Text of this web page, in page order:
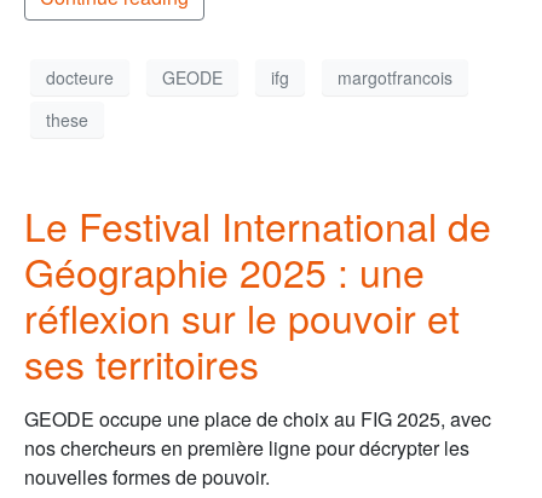
docteure GEODE ifg
margotfrancois
these
Le Festival International de
Géographie 2025 : une
réflexion sur le pouvoir et
ses territoires
GEODE occupe une place de choix au FIG 2025, avec
nos chercheurs en première ligne pour décrypter les
nouvelles formes de pouvoir.